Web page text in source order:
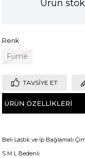
Ürün
Renk
Füme
TAVSIYE ET
ÜRÜN ÖZELLIKLERI
Beli Lastik ve İp Bağlamalı
S M L Bedenli